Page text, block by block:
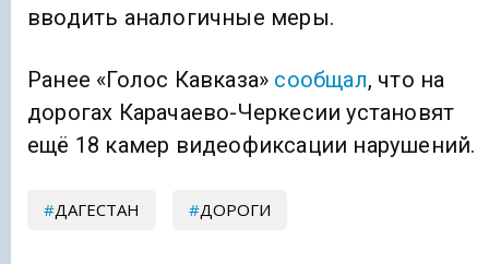
вводить аналогичные меры.
Ранее «Голос Кавказа» сообщал, что на
дорогах Карачаево-Черкесии установят
ещё 18 камер видеофиксации нарушений.
ДАГЕСТАН ДОРОГИ